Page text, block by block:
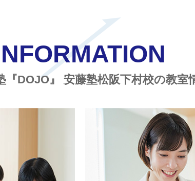
『DOJO』 安藤塾松阪下村校の教室